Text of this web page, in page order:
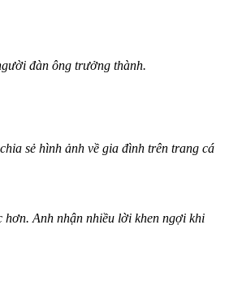
đàn ông trưởng thành.
sẻ hình ảnh về gia đình trên trang cá
hơn. Anh nhận nhiều lời khen ngợi khi